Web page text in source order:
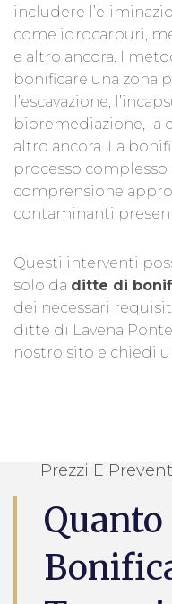
includere
come idrocarburi,
e altro ancora. I
bonificare una zona
l’escavazione,
bioremediazione, la
altro ancora. La
processo
comprensione
contaminanti
Questi interventi
solo da ditte di
dei necessari
ditte di Lavena
nostro sito e chiedi
Prezzi E
Quanto